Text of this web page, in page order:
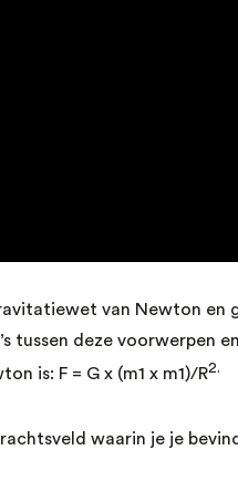
van Newton en
tussen deze voorwerpen
is: F = G x (m1 x m1)/R2.
waarin je je